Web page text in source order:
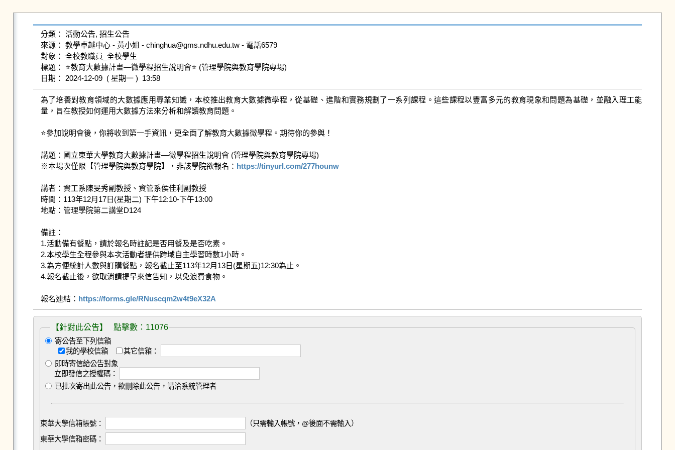
分類： 活動公告, 招生公告
來源： 教學卓越中心 - 黃小姐 - chinghua@gms.ndhu.edu.tw - 電話6579
對象： 全校教職員_全校學生
標題： ⭐教育大數據計畫—微學程招生說明會⭐ (管理學院與教育學院專場)
日期： 2024-12-09  ( 星期一 )  13:58
為了培養對教育領域的大數據應用專業知識，本校推出教育大數據微學程，從基礎、進階和實務規劃了一系列課程。這些課程以豐富多元的教育現象和問題為基礎，並融入理工能
量，旨在教授如何運用大數據方法來分析和解讀教育問題。
⭐參加說明會後，你將收到第一手資訊，更全面了解教育大數據微學程。期待你的參與！
講題：國立東華大學教育大數據計畫—微學程招生說明會 (管理學院與教育學院專場)
※本場次僅限【管理學院與教育學院】，非該學院欲報名： https://tinyurl.com/277hounw
講者：資工系陳旻秀副教授、資管系侯佳利副教授
時間：113年12月17日(星期二) 下午12:10-下午13:00
地點：管理學院第二講堂D124
備註：
1.活動備有餐點，請於報名時註記是否用餐及是否吃素。
2.本校學生全程參與本次活動者提供跨域自主學習時數1小時。
3.為方便統計人數與訂購餐點，報名截止至113年12月13日(星期五)12:30為止。
4.報名截止後，欲取消請提早來信告知，以免浪費食物。
報名連結： https://forms.gle/RNuscqm2w4t9eX32A
【針對此公告】 點擊數：11076
寄公告至下列信箱
我的學校信箱
其它信箱：
即時寄信給公告對象
立即發信之授權碼：
已批次寄出此公告，欲刪除此公告，請洽系統管理者
東華大學信箱帳號：
（只需輸入帳號，@後面不需輸入）
東華大學信箱密碼：